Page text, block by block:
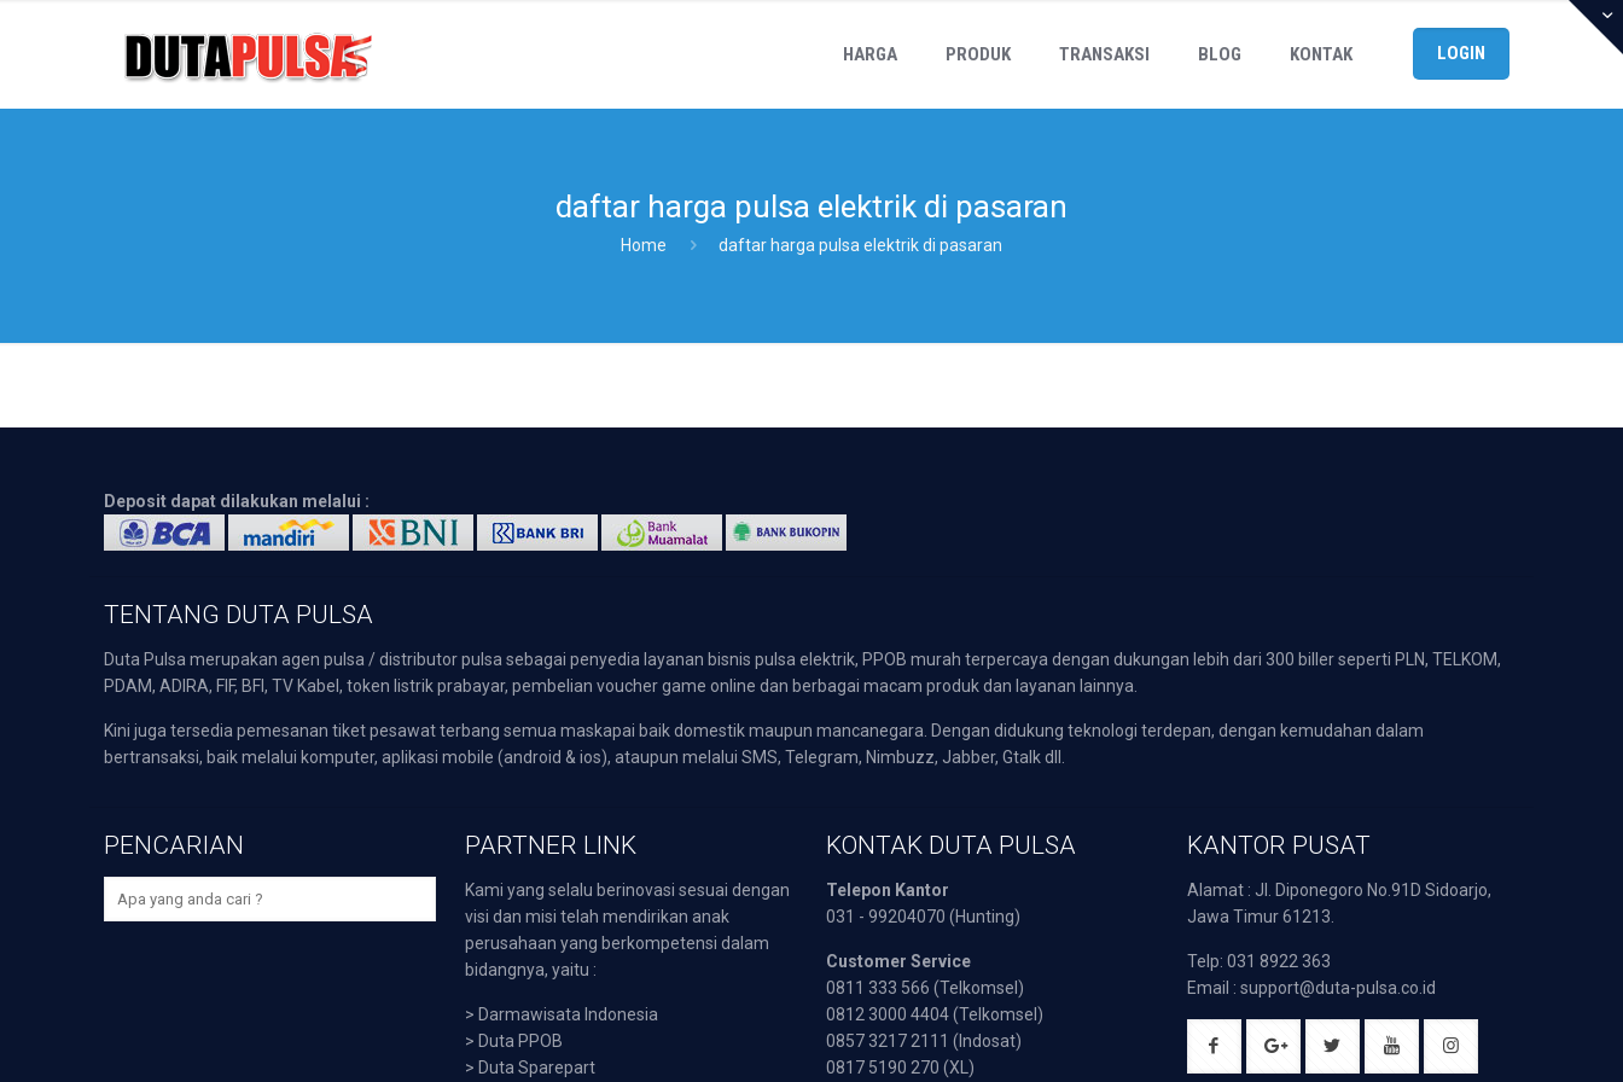
HARGA PRODUK TRANSAKSI BLOG KONTAK LOGIN
daftar harga pulsa elektrik di pasaran
Home daftar harga pulsa elektrik di pasaran
Deposit dapat dilakukan melalui :
TENTANG DUTA PULSA
Duta Pulsa merupakan agen pulsa / distributor pulsa sebagai penyedia layanan bisnis pulsa elektrik, PPOB murah terpercaya dengan dukungan lebih dari 300 biller seperti PLN, TELKOM,
PDAM, ADIRA, FIF, BFI, TV Kabel, token listrik prabayar, pembelian voucher game online dan berbagai macam produk dan layanan lainnya.
Kini juga tersedia pemesanan tiket pesawat terbang semua maskapai baik domestik maupun mancanegara. Dengan didukung teknologi terdepan, dengan kemudahan dalam
bertransaksi, baik melalui komputer, aplikasi mobile (android & ios), ataupun melalui SMS, Telegram, Nimbuzz, Jabber, Gtalk dll.
PENCARIAN PARTNER LINK
Kami yang selalu berinovasi sesuai dengan
visi dan misi telah mendirikan anak
perusahaan yang berkompetensi dalam
bidangnya, yaitu :
> Darmawisata Indonesia
> Duta PPOB
> Duta Sparepart
KONTAK DUTA PULSA
Telepon Kantor
031 - 99204070 (Hunting)
Customer Service
0811 333 566 (Telkomsel)
0812 3000 4404 (Telkomsel)
0857 3217 2111 (Indosat)
0817 5190 270 (XL)
KANTOR PUSAT
Alamat : Jl. Diponegoro No.91D Sidoarjo,
Jawa Timur 61213.
Telp: 031 8922 363
Email : support@duta-pulsa.co.id